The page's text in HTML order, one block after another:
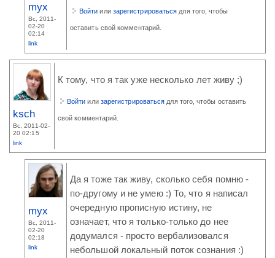
myx
Вс, 2011-
02-20
02:14
link
Войти или зарегистрироваться для того, чтобы
оставить свой комментарий.
ksch
Вс, 2011-02-
20 02:15
link
К тому, что я так уже несколько лет живу ;)
Войти или зарегистрироваться для того, чтобы оставить
свой комментарий.
myx
Вс, 2011-
02-20
02:18
link
Да я тоже так живу, сколько себя помню -
по-другому и не умею :) То, что я написал
очередную прописную истину, не
означает, что я только-только до нее
додумался - просто вербализовался
небольшой локальный поток сознания :)